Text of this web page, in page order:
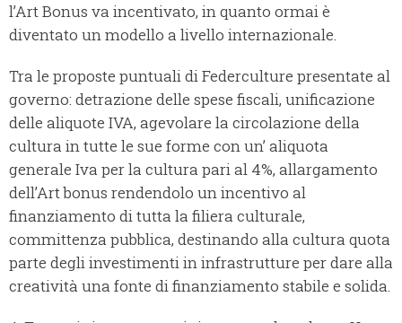
l’Art Bonus va incentivato, in quanto ormai è
diventato un modello a livello internazionale.
Tra le proposte puntuali di Federculture presentate al
governo: detrazione delle spese fiscali, unificazione
delle aliquote IVA, agevolare la circolazione della
cultura in tutte le sue forme con un’ aliquota
generale Iva per la cultura pari al 4%, allargamento
dell’Art bonus rendendolo un incentivo al
finanziamento di tutta la filiera culturale,
committenza pubblica, destinando alla cultura quota
parte degli investimenti in infrastrutture per dare alla
creatività una fonte di finanziamento stabile e solida.